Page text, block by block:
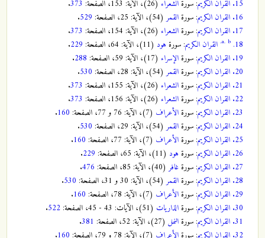
15. القران الكريم: سورةالشعراء (26)، الآية: 153، الصفحة: 373
.
16. القران الكريم: سورةالقمر(54)، الآية: 25، الصفحة: 529
.
17. القران الكريم: سورةالشعراء (26)، الآية: 154، الصفحة: 373
.
18.
a. b. القران الكريم: سورة هود (11)، الآية: 64، الصفحة: 229
.
19. القران الكريم: سورةالإسراء (17)، الآية: 59، الصفحة: 288
.
20. القران الكريم: سورةالقمر(54)، الآية: 28، الصفحة: 530
.
21. القران الكريم: سورةالشعراء (26)، الآية: 155، الصفحة: 373
.
22. القران الكريم: سورةالشعراء (26)، الآية: 156، الصفحة: 373
.
23. القران الكريم: سورةالأعراف (7)، الآية: 76 و 77، الصفحة: 160
.
24. القران الكريم: سورةالقمر(54)، الآية: 29، الصفحة: 530
.
25. القران الكريم: سورةالأعراف (7)، الآية: 77، الصفحة: 160
.
26. القران الكريم: سورة هود (11)، الآية: 65، الصفحة: 229
.
27. القران الكريم: سورةغافر(40)، الآية: 85، الصفحة: 476
.
28. القران الكريم: سورةالقمر(54)، الآية: 30 و 31، الصفحة: 530
.
29. القران الكريم: سورةالأعراف (7)، الآية: 78، الصفحة: 160
.
30. القران الكريم: سورةالذاريات (51)، الآيات: 43 - 45، الصفحة: 522
.
31. القران الكريم: سورةالنمل (27)، الآية: 52، الصفحة: 381
.